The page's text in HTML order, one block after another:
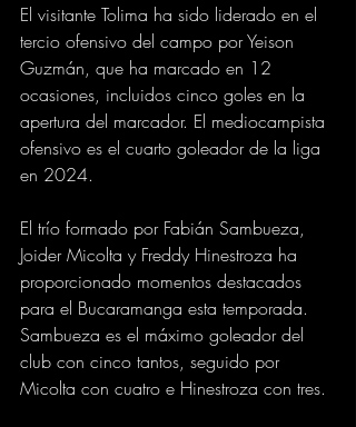
El visitante Tolima ha sido liderado en el
tercio ofensivo del campo por Yeison
Guzmán, que ha marcado en 12
ocasiones, incluidos cinco goles en la
apertura del marcador. El mediocampista
ofensivo es el cuarto goleador de la liga
en 2024.
El trío formado por Fabián Sambueza,
Joider Micolta y Freddy Hinestroza ha
proporcionado momentos destacados
para el Bucaramanga esta temporada.
Sambueza es el máximo goleador del
club con cinco tantos, seguido por
Micolta con cuatro e Hinestroza con tres.